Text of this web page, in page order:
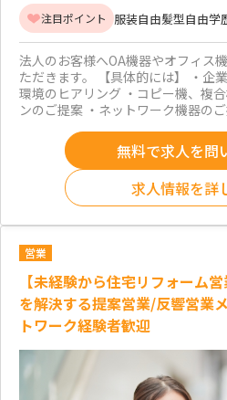
注目ポイント 服装自由髪型自由学
法人のお客様へOA機器やオフィス
ただきます。 【具体的には】 ・企
環境のヒアリング ・コピー機、複
ンのご提案 ・ネットワーク機器の
無料で求人を問
求人情報を詳
営業
【未経験から住宅リフォーム
を解決する提案営業/反響営業
トワーク経験者歓迎